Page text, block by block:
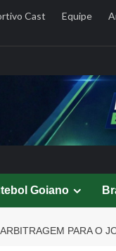
Cast Equipe
Goiano
ARBITRAGEM PARA O